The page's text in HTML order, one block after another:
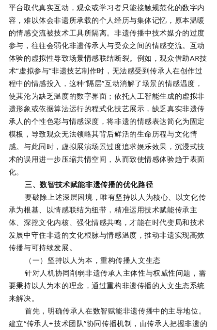
平台取代真实互动，观众或学习者只能接触规范化的数字内
容，难以体会非遗所承载的个人经历与集体记忆，原本温暖
的情感交流被技术工具所隔离。非遗传播中技术媒介的过度
参与，往往会弱化非遗传承人与受众之间的情感交流。互动
体验的虚拟性导致场景情感联结断裂。例如，观众借助AR技
术“虚拟参与”非遗技艺制作时，无法感受到传承人在创作过
程中的情感投入，这种“隔层”互动消解了场景的情感温度，
使其沦为缺乏温度的数字界面；依托人工智能生成的虚拟非
遗形象或依据算法运行的程式化技艺展示，缺乏真实非遗传
承人的个性色彩与情感深度，将非遗的情感表达简化为固定
模板，导致观众无法领略其背后鲜活的生命历程与文化情
感。与此同时，虚拟展演场景过度追求娱乐效果，沉浸式技
术的误用进一步压缩共情空间，从而致使情感体验趋于表面
化。
三、数智技术赋能非遗传播的优化路径
要破除上述深层困境，唯有坚持以人为核心、以文化传
承为根基、以情感联结为纽带，精准运用技术赋能传承主
体、深挖文化内核、强化情感共鸣，才能在时代变局和技术
发展中守住非遗的文化根脉与情感温度，推动非遗实现高效
传播与可持续发展。
（一）坚持以人为本，重构传播人文生态
针对人机协同削弱非遗传承人主体性与权威性问题，需
要秉持以人为本的理念，通过重构非遗传播的人文生态系统
来解决。
首先，明确传承人在数智赋能非遗传播中的主导地位。
建立“传承人+技术团队”协同传播机制，由传承人把握非遗的